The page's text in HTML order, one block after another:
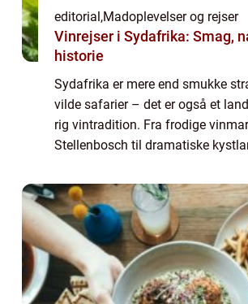
editorial,Madoplevelser og rejser
Vinrejser i Sydafrika: Smag,
historie
Sydafrika er mere end smukke
vilde safarier – det er også et
rig vintradition. Fra frodige
Stellenbosch til dramatiske
kombination af smag, natur o...